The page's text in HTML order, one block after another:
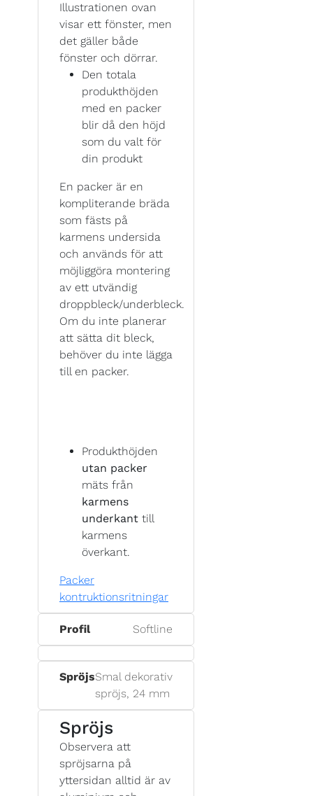
Illustrationen ovan
visar ett fönster, men
det gäller både
fönster och dörrar.
Den totala
produkthöjden
med en packer
blir då den höjd
som du valt för
din produkt
En packer är en
kompliterande bräda
som fästs på
karmens undersida
och används för att
möjliggöra montering
av ett utvändig
droppbleck/underbleck.
Om du inte planerar
att sätta dit bleck,
behöver du inte lägga
till en packer.
Produkthöjden
utan packer
mäts från
karmens
underkant till
karmens
överkant.
Packer
kontruktionsritningar
Profil Softline
SpröjsSmal dekorativ
spröjs, 24 mm
Spröjs
Observera att
spröjsarna på
yttersidan alltid är av